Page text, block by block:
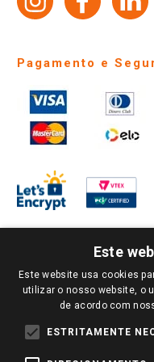
Pagamento e
PARA VER OS PREÇOS DA SUA
SUA PREFERÊNCIA. SOMENTE
LOJA
TODOS OS PREÇOS E
PARA COMPRAS REALIZADAS
Este
Este website usa cookies
utilizar o nosso website, o
de acordo com
ESTRITAMENTE